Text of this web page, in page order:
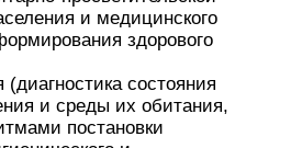
и медицинского
здорового
(диагностика состояния
и среды их обитания,
постановки